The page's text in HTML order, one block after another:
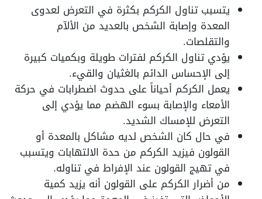
يتسبب تناول الكركم بكثرة في التعرض لعدوى
المعدة وإصابة الشخص بالعديد من الألآم
والتقلصات.
يؤدي تناول الكركم لفترات طويلة وبكميات كبيرة
إلى الإحساس الدائم بالغثيان والقيء.
يعمل الكركم أحياناً على حدوث اضطرابات في حركة
الأمعاء والإصابة بسوء الهضم مما يؤدي إلى
التعرض للإمساك الشديد.
في حال كان الشخص لديه مشاكل بالمعدة أو
القولون فيزيد الكركم من حدة الالتهابات ويتسبب
في تهيج القولون عند الإفراط في تناوله.
من أضرار الكركم على القولون أنه يزيد كمية